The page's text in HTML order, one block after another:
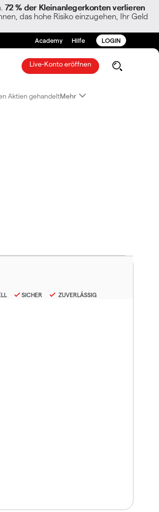
72 % der Kleinanlegerkonten verlieren
das hohe Risiko einzugehen, Ihr Geld
Academy Hilfe LOGIN
Live-Konto eröffnen
Aktien gehandeltMehr
SICHER ZUVERLÄSSIG